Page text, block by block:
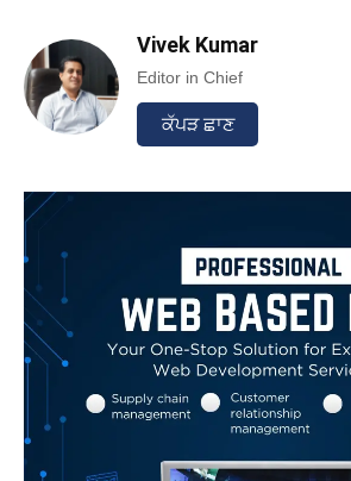
Vivek Kumar
Editor in Chief
ਕੱਪੜ ਛਾਣ